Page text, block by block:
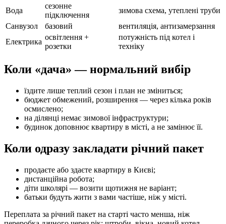
Вода
сезонне
підключення
зимова схема, утеплені труби
Санвузол
базовий
вентиляція, антизамерзання
Електрика
освітлення +
розетки
потужність під котел і
техніку
Коли «дача» — нормальний вибір
їздите лише теплий сезон і план не зміниться;
бюджет обмежений, розширення — через кілька років
осмислено;
на ділянці немає зимової інфраструктури;
будинок доповнює квартиру в місті, а не замінює її.
Коли одразу закладати річний пакет
продаєте або здаєте квартиру в Києві;
дистанційна робота;
діти школярі — возити щотижня не варіант;
батьки будуть жити з вами частіше, ніж у місті.
Переплата за річний пакет на старті часто менша, ніж